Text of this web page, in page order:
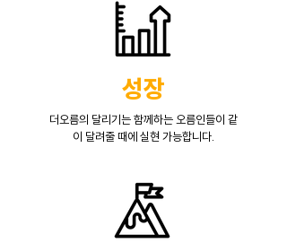
성장
더오름의 달리기는 함께하는 오름인들이 같
이 달려줄 때에 실현 가능합니다.